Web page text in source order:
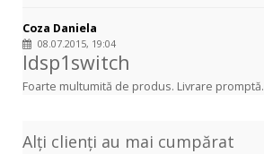
Coza Daniela
08.07.2015, 19:04
ldsp1switch
Foarte multumită de produs. Livrare promptă.
Alți clienți au mai cumpărat